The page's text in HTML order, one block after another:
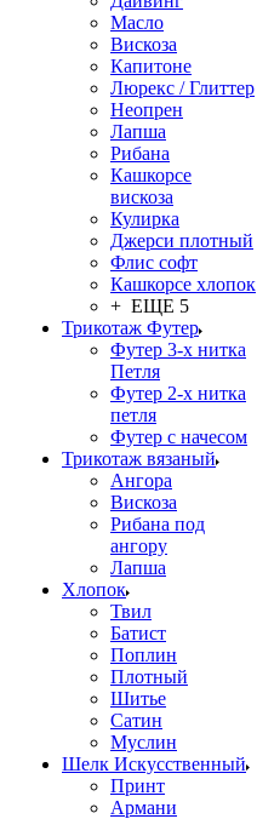
Масло
Вискоза
Капитоне
Люрекс / Глиттер
Неопрен
Лапша
Рибана
Кашкорсе
вискоза
Кулирка
Джерси плотный
Флис софт
Кашкорсе хлопок
+ ЕЩЕ 5
Трикотаж Футер
Футер 3-х нитка
Петля
Футер 2-х нитка
петля
Футер с начесом
Трикотаж вязаный
Ангора
Вискоза
Рибана под
ангору
Лапша
Хлопок
Твил
Батист
Поплин
Плотный
Шитье
Сатин
Муслин
Шелк Искусственный
Принт
Армани